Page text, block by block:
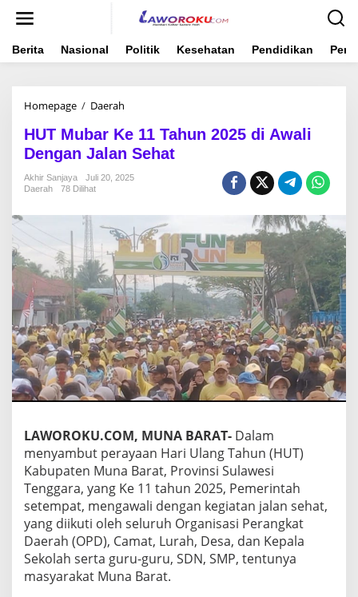
Berita Nasional Politik Kesehatan Pendidikan
Homepage / Daerah
Ke
11
Tahun
2025
Dengan
Jalan
Sehat
HUT Mubar Ke 11 Tahun 2025 di Awali
Dengan Jalan Sehat
Akhir Sanjaya
Juli 20, 2025
Daerah
78 Dilihat
LAWOROKU.COM, MUNA BARAT- Dalam
menyambut perayaan Hari Ulang Tahun (HUT)
Kabupaten Muna Barat, Provinsi Sulawesi
Tenggara, yang Ke 11 tahun 2025, Pemerintah
setempat, mengawali dengan kegiatan jalan sehat,
yang diikuti oleh seluruh Organisasi Perangkat
Daerah (OPD), Camat, Lurah, Desa, dan Kepala
Sekolah serta guru-guru, SDN, SMP, tentunya
masyarakat Muna Barat.